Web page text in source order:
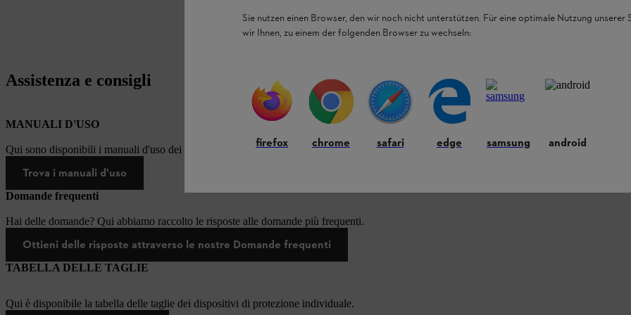
Assistenza e consigli
MANUALI D'USO
Qui sono disponibili i manuali d'uso dei prodotti STIHL.
Trova i manuali d'uso
Domande frequenti
Hai delle domande? Qui abbiamo raccolto le risposte alle domande più frequenti.
Ottieni delle risposte attraverso le nostre Domande frequenti
TABELLA DELLE TAGLIE
Qui è disponibile la tabella delle taglie dei dispositivi di protezione individuale.
Sie nutzen einen Browser, den wir noch nicht unterstützen. Für eine optimale Nutzung unserer
wir Ihnen, zu einem der folgenden Browser zu wechseln:
firefox chrome safari edge samsung android